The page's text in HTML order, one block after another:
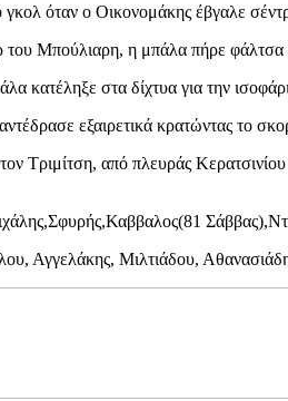
όταν ο Οικονομάκης έβγαλε
Μπούλιαρη, η μπάλα πήρε φάλτσα
κατέληξε στα δίχτυα για την
εξαιρετικά κρατώντας το
Τριμίτση, από πλευράς
Αγγελάκης, Μιλτιάδου,